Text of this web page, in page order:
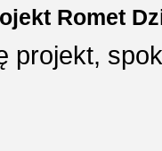
Romet
projekt,